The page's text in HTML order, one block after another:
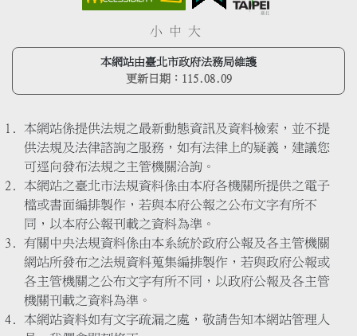
小 中 大
本網站由臺北市政府法務局維護
更新日期： 115.08.09
本網站係提供法規之最新動態資訊及資料檢索，並不提
供法規及法律諮詢之服務，如有法律上的疑義，建議您
可逕向發布法規之主管機關洽詢。
本網站之臺北市法規資料係由本府各機關所提供之電子
檔或書面編排製作，若與本府公報之公布文字有所不
同，以本府公報刊載之資料為準。
有關中央法規資料係由本系統於政府公報及各主管機關
網站所發布之法規資料蒐集編排製作，若與政府公報或
各主管機關之公布文字有所不同，以政府公報及各主管
機關刊載之資料為準。
本網站資料如有文字疏漏之處，敬請告知本網站管理人